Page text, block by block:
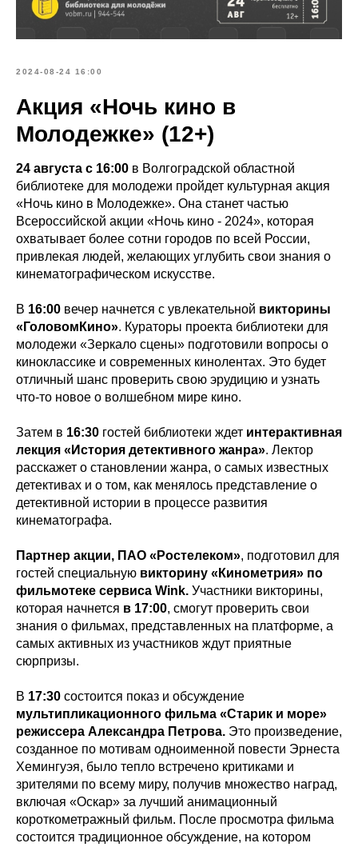
2024-08-24 16:00
Акция «Ночь кино в
Молодежке» (12+)
24 августа с 16:00 в Волгоградской областной
библиотеке для молодежи пройдет культурная акция
«Ночь кино в Молодежке». Она станет частью
Всероссийской акции «Ночь кино - 2024», которая
охватывает более сотни городов по всей России,
привлекая людей, желающих углубить свои знания о
кинематографическом искусстве.
В 16:00 вечер начнется с увлекательной викторины
«ГоловомКино». Кураторы проекта библиотеки для
молодежи «Зеркало сцены» подготовили вопросы о
киноклассике и современных кинолентах. Это будет
отличный шанс проверить свою эрудицию и узнать
что-то новое о волшебном мире кино.
Затем в 16:30 гостей библиотеки ждет интерактивная
лекция «История детективного жанра». Лектор
расскажет о становлении жанра, о самых известных
детективах и о том, как менялось представление о
детективной истории в процессе развития
кинематографа.
Партнер акции, ПАО «Ростелеком», подготовил для
гостей специальную викторину «Кинометрия» по
фильмотеке сервиса Wink. Участники викторины,
которая начнется в 17:00, смогут проверить свои
знания о фильмах, представленных на платформе, а
самых активных из участников ждут приятные
сюрпризы.
В 17:30 состоится показ и обсуждение
мультипликационного фильма «Старик и море»
режиссера Александра Петрова. Это произведение,
созданное по мотивам одноименной повести Эрнеста
Хемингуэя, было тепло встречено критиками и
зрителями по всему миру, получив множество наград,
включая «Оскар» за лучший анимационный
короткометражный фильм. После просмотра фильма
состоится традиционное обсуждение, на котором